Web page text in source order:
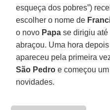
esqueça dos pobres”)
escolher o nome de
o novo Papa se dirigiu
abraçou. Uma hora depois
apareceu pela primeira
São Pedro e começou um
novidades.